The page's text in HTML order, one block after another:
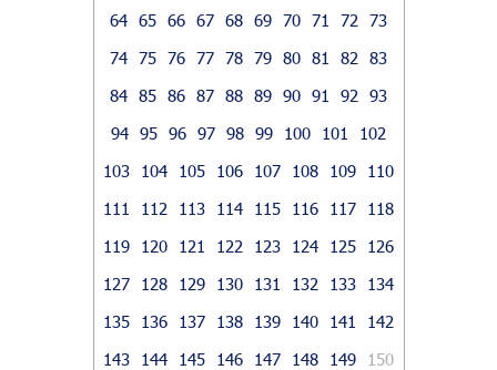
64 65 66 67 68 69 70 71 72
73
74 75 76 77 78 79 80 81 82
83
84 85 86 87 88 89 90 91 92
93
94 95 96 97 98 99 100 101
102
103
104 105 106 107 108 109
110
111
112 113 114 115 116 117
118
119
120 121 122 123 124 125
126
127
128 129 130 131 132 133
134
135
136 137 138 139 140 141
142
143
144 145 146 147 148 149
150